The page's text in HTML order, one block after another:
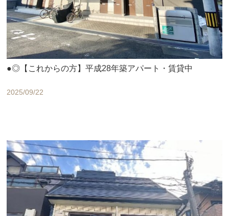
●◎【これからの方】平成28年築アパート・賃貸中
2025/09/22